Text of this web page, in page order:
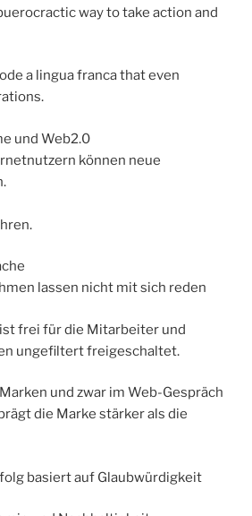
way to take action and
a lingua franca that even
und Web2.0
können neue
lassen nicht mit sich reden
frei für die Mitarbeiter und
ungefiltert freigeschaltet.
und zwar im Web-Gespräch
die Marke stärker als die
basiert auf Glaubwürdigkeit